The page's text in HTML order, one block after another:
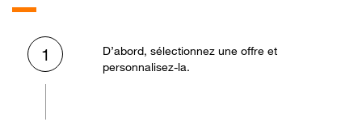
1
D’abord, sélectionnez une offre et
personnalisez-la.